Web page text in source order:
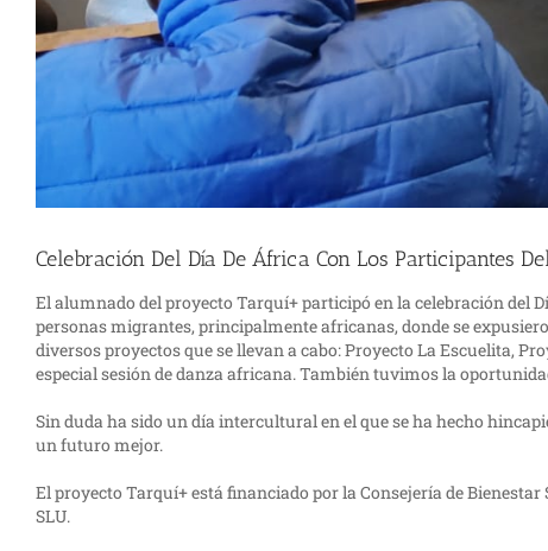
Celebración Del Día De África Con Los Participantes
El alumnado del proyecto Tarquí+ participó en la celebración del
personas migrantes, principalmente africanas, donde se
diversos proyectos que se llevan a cabo: Proyecto La Escuelita,
especial sesión de danza africana. También tuvimos la
Sin duda ha sido un día intercultural en el que se ha hecho
un futuro mejor.
El proyecto Tarquí+ está financiado por la Consejería de
SLU.